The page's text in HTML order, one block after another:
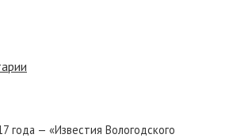
«Красный Север»
года — «Известия Вологодского